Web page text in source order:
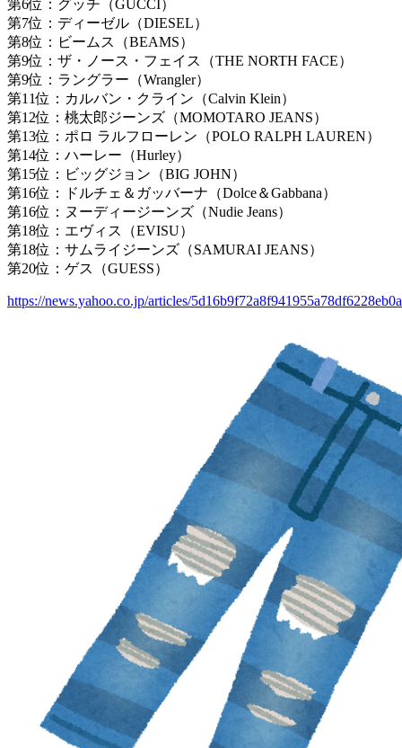
第6位：グッチ（GUCCI）
第7位：ディーゼル（DIESEL）
第8位：ビームス（BEAMS）
第9位：ザ・ノース・フェイス（THE NORTH FACE）
第9位：ラングラー（Wrangler）
第11位：カルバン・クライン（Calvin Klein）
第12位：桃太郎ジーンズ（MOMOTARO JEANS）
第13位：ポロ ラルフローレン（POLO RALPH LAUREN）
第14位：ハーレー（Hurley）
第15位：ビッグジョン（BIG JOHN）
第16位：ドルチェ＆ガッバーナ（Dolce＆Gabbana）
第16位：ヌーディージーンズ（Nudie Jeans）
第18位：エヴィス（EVISU）
第18位：サムライジーンズ（SAMURAI JEANS）
第20位：ゲス（GUESS）
https://news.yahoo.co.jp/articles/